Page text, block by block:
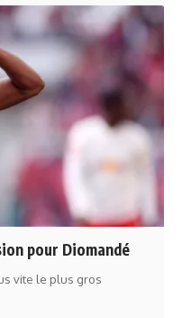
pour Diomandé
vite le plus gros